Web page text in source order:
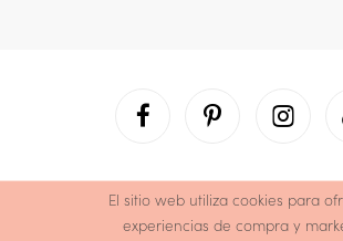
El sitio web utiliza cookies para
experiencias de compra y